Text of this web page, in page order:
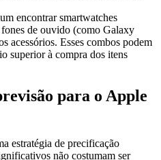
encontrar smartwatches
de ouvido (como Galaxy
acessórios. Esses combos podem
superior à compra dos itens
para o Apple
estratégia de precificação
não costumam ser